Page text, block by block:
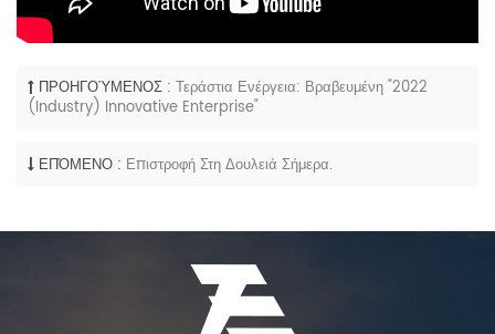
ΠΡΟΗΓΟΎΜΕΝΟΣ : Τεράστια Ενέργεια: Βραβευμένη "2022
(Industry) Innovative Enterprise"
ΕΠΌΜΕΝΟ : Επιστροφή Στη Δουλειά Σήμερα.